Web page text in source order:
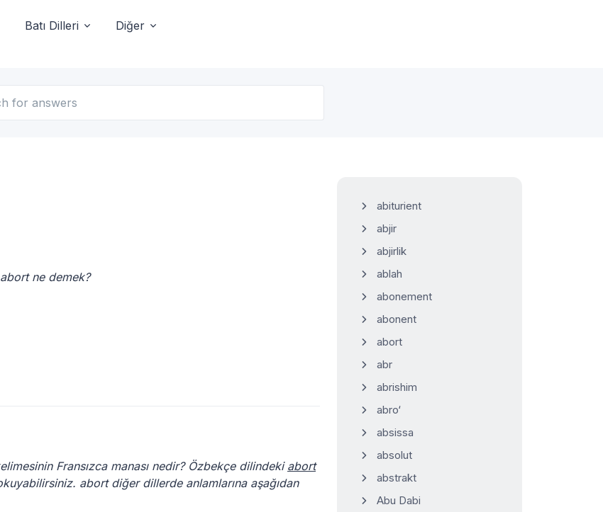
Batı Dilleri Diğer
ne demek?
Fransızca manası nedir? Özbekçe dilindeki abort
abort diğer dillerde anlamlarına aşağıdan
abiturient
abjir
abjirlik
ablah
abonement
abonent
abort
abr
abrishim
abro‘
absissa
absolut
abstrakt
Abu Dabi